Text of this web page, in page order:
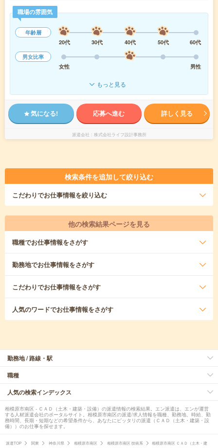
職場の雰囲気
年齢層
20代
30代 40代 50代
60代
男女比率
女性
男性
もっと見る
気になる! 応募へ進む 詳しく見る
派遣会社 株式会社ライフ設計事務所
検索条件を追加して絞り込む
こだわりでお仕事情報を絞り込む
他の検索結果ページを見る
職種でお仕事情報をさがす
勤務地でお仕事情報をさがす
こだわりでお仕事情報をさがす
人気のワードでお仕事情報をさがす
勤務地 / 路線・駅
職種
人気の検索インデックス
相模原市南区 - ＣＡＤ（土木・建築・設備）の派遣情報の検索結果。エン派遣は、エンが運営
する人材派遣会社のポータルサイト。相模原市南区の派遣/求人情報を職種、勤務地、時給、勤
務時間、長期・短期などの希望条件から、あなたにピッタリの派遣（ＣＡＤ（土木・建築・設
備））のお仕事を探せます。
派遣TOP 関東 神奈川県 相模原市南区 相模原市南区 技術系 相模原市南区 ＣＡＤ（土木・建